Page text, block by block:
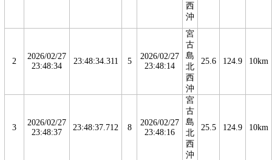
西
沖
2
2026/02/27
23:48:34
23:48:34.311 5
2026/02/27
23:48:14
宮
古
島
北
西
沖
25.6 124.9 10km
3
2026/02/27
23:48:37
23:48:37.712 8
2026/02/27
23:48:16
宮
古
島
北
西
沖
25.5 124.9 10km